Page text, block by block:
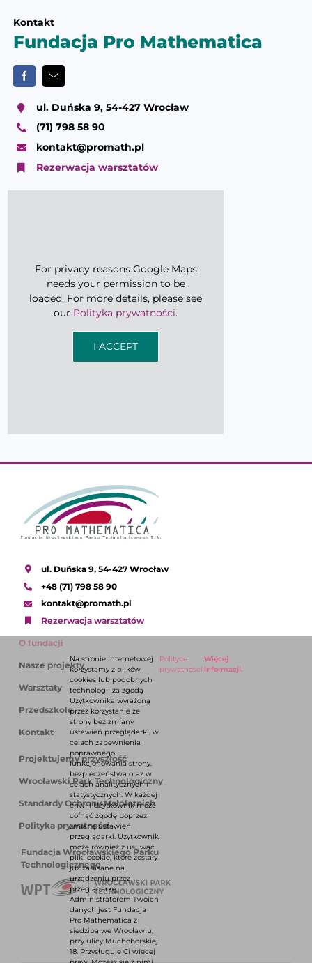
Kontakt
Fundacja Pro Mathematica
ul. Duńska 9, 54-427 Wrocław
(71) 798 58 90
kontakt@promath.pl
Rezerwacja warsztatów
For privacy reasons Google Maps
needs your permission to be
loaded. For more details, please see
our Polityka prywatności.
I ACCEPT
ul. Duńska 9, 54-427 Wrocław
+48 (71) 798 58 90
kontakt@promath.pl
Rezerwacja warsztatów
O fundacji
Nasze projekty
Warsztaty
Przedszkole
Kontakt
Projektujemy przyszłość
Wrocławski Park Technologiczny
Standardy Ochrony Małoletnich
Polityka prywatności
Fundacja Wrocławskiego Parku
Technologicznego
Na stronie internetowej
korzystamy z plików
cookies lub podobnych
technologii za zgodą
Użytkownika wyrażoną
przez korzystanie ze
strony bez zmiany
ustawień przeglądarki, w
celach zapewnienia
poprawnego
funkcjonowania strony,
bezpieczeństwa oraz w
celach analitycznych i
statystycznych. W każdej
chwili Użytkownik może
cofnąć zgodę poprzez
zmianę ustawień
przeglądarki. Użytkownik
może również z usuwać
pliki cookie, które zostały
już zapisane na
urządzeniu przez
przeglądarkę.
Administratorem Twoich
danych jest Fundacja
Pro Mathematica z
siedzibą we Wrocławiu,
przy ulicy Muchoborskiej
18. Przysługuje Ci więcej
Polityce
prywatności
.Więcej
informacji.